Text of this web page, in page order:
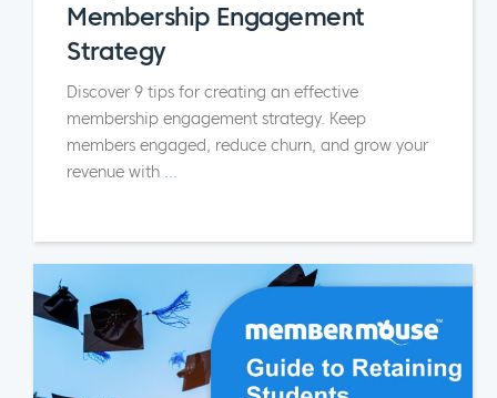
Membership Engagement
Strategy
Discover 9 tips for creating an effective
membership engagement strategy. Keep
members engaged, reduce churn, and grow your
revenue with ...